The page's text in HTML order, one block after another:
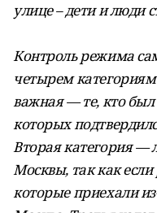
улице – дети и люди
Контроль режима
четырем
важная — те, кто был
которых
Вторая категория —
Москвы, так как
которые приехали